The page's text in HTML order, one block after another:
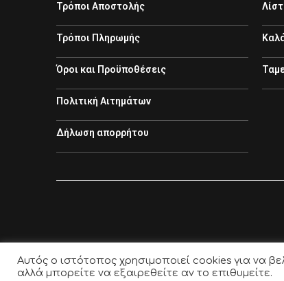
Τρόποι Αποστολής
Τρόποι Πληρωμής
Όροι και Προϋποθέσεις
Πολιτική Αιτημάτων
Δήλωση απορρήτου
Αυτός ο ιστότοπος χρησιμοποιεί cookies για να
αλλά μπορείτε να εξαιρεθείτε αν το επιθυμείτε.